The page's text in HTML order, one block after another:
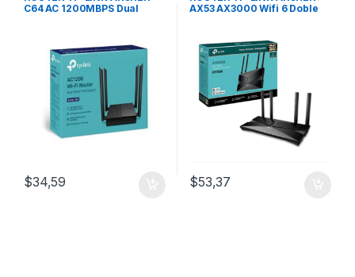
C64 AC 1200MBPS Dual
$34,59
AX53 AX3000 Wifi 6 Doble
$53,37